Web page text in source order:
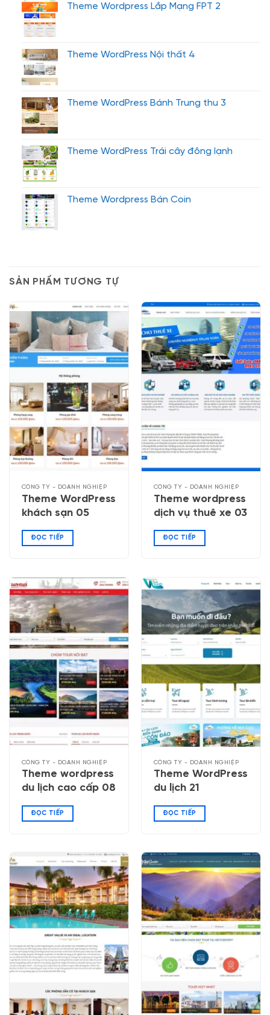
Theme Wordpress Lắp Mạng FPT 2
Theme WordPress Nội thất 4
Theme WordPress Bánh Trung thu 3
Theme WordPress Trái cây đông lạnh
Theme Wordpress Bán Coin
SẢN PHẨM TƯƠNG TỰ
CÔNG TY - DOANH NGHIỆP
Theme WordPress
khách sạn 05
ĐỌC TIẾP
CÔNG TY - DOANH NGHIỆP
Theme wordpress
dịch vụ thuê xe 03
ĐỌC TIẾP
CÔNG TY - DOANH NGHIỆP
Theme wordpress
du lịch cao cấp 08
ĐỌC TIẾP
CÔNG TY - DOANH NGHIỆP
Theme WordPress
du lịch 21
ĐỌC TIẾP